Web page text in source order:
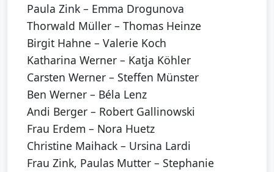
Paula Zink – Emma Drogunova
Thorwald Müller – Thomas Heinze
Birgit Hahne – Valerie Koch
Katharina Werner – Katja Köhler
Carsten Werner – Steffen Münster
Ben Werner – Béla Lenz
Andi Berger – Robert Gallinowski
Frau Erdem – Nora Huetz
Christine Maihack – Ursina Lardi
Frau Zink, Paulas Mutter – Stephanie